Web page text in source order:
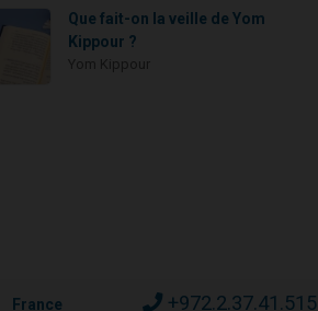
Que fait-on la veille de Yom
Kippour ?
France +972.2.37.41.515